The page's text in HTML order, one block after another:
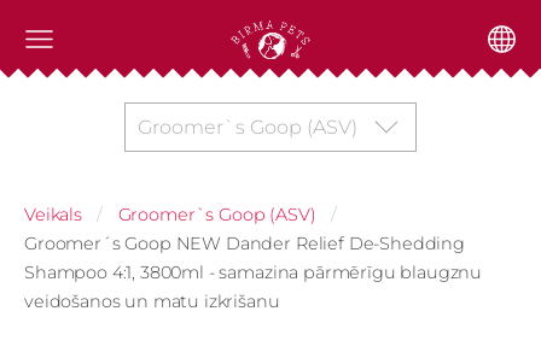
Groomer`s Goop (ASV)
Veikals
Groomer`s Goop (ASV)
Groomer´s Goop NEW Dander Relief De-Shedding
Shampoo 4:1, 3800ml - samazina pārmērīgu blaugznu
veidošanos un matu izkrišanu